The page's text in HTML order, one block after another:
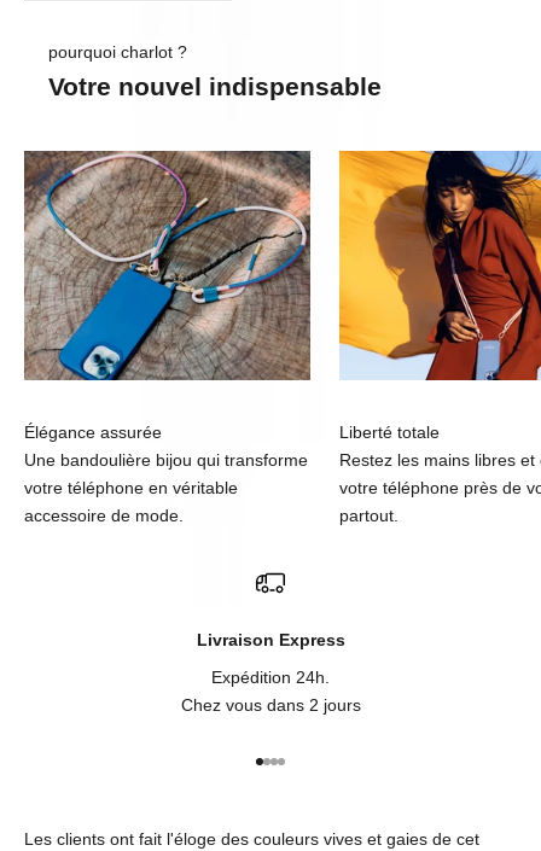
pourquoi charlot ?
Votre nouvel indispensable
Élégance assurée
Une bandoulière bijou qui transforme
votre téléphone en véritable
accessoire de mode.
Liberté totale
Restez les mains libres et
votre téléphone près de
partout.
Livraison Express
Expédition 24h.
Chez vous dans 2 jours
Aller à l'élément 1
Aller à l'élément 2
Aller à l'élément 3
Aller à l'élément 4
Les clients ont fait l'éloge des couleurs vives et gaies de cet